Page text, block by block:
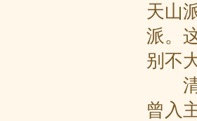
天山
派。
别不
清
曾入